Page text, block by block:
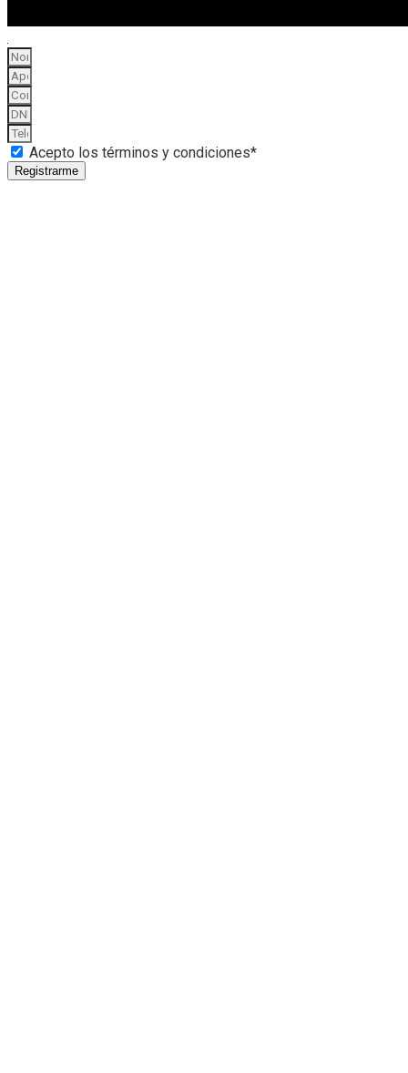
Acepto los términos y condiciones*
Registrarme